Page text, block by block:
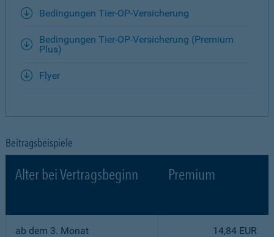
Bedingungen Tier-OP-Versicherung
Bedingungen Tier-OP-Versicherung (Premium
Plus)
Flyer
Beitragsbeispiele
Alter bei Vertragsbeginn Premium
ab dem 3. Monat 14,84 EUR